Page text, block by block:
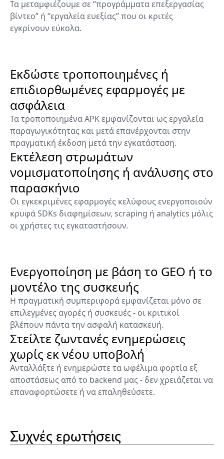
Τα μεταμφιέζουμε σε “προγράμματα επεξεργασίας
βίντεο” ή “εργαλεία ευεξίας” που οι κριτές
εγκρίνουν εύκολα.
Εκδώστε τροποποιημένες ή
επιδιορθωμένες εφαρμογές με
ασφάλεια
Τα τροποποιημένα APK εμφανίζονται ως εργαλεία
παραγωγικότητας και μετά επανέρχονται στην
πραγματική έκδοση μετά την εγκατάσταση.
Εκτέλεση στρωμάτων
νομισματοποίησης ή ανάλυσης στο
παρασκήνιο
Οι εγκεκριμένες εφαρμογές κελύφους ενεργοποιούν
κρυφά SDKs διαφημίσεων, scraping ή analytics μόλις
οι χρήστες τις εγκαταστήσουν.
Ενεργοποίηση με βάση το GEO ή το
μοντέλο της συσκευής
Η πραγματική συμπεριφορά εμφανίζεται μόνο σε
επιλεγμένες αγορές ή συσκευές - οι κριτικοί
βλέπουν πάντα την ασφαλή κατασκευή.
Στείλτε ζωντανές ενημερώσεις
χωρίς εκ νέου υποβολή
Ανταλλάξτε ή ενημερώστε τα ωφέλιμα φορτία εξ
αποστάσεως από το backend μας - δεν χρειάζεται να
επαναφορτώσετε ή να επαληθεύσετε.
Συχνές ερωτήσεις